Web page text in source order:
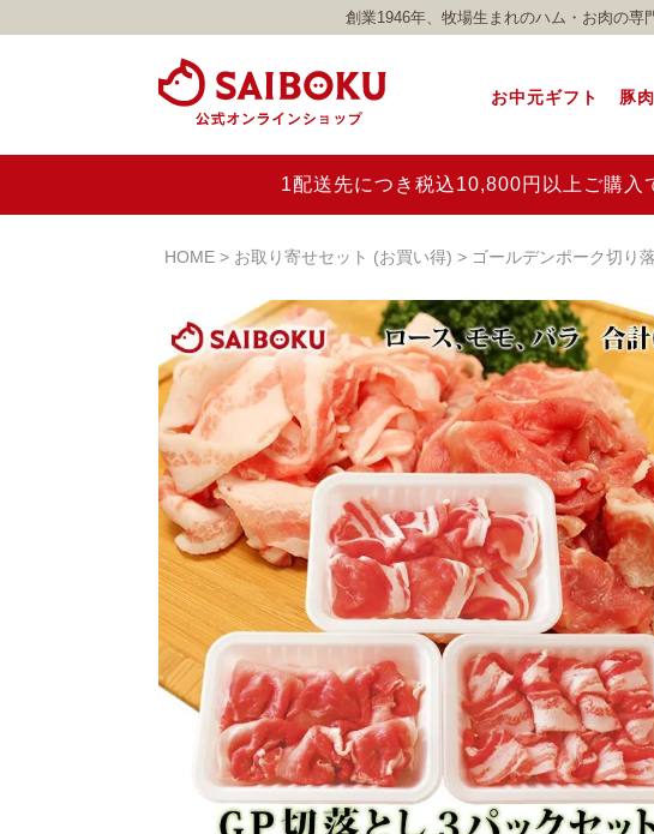
創業1946年、牧場生まれのハム・お肉の専
お中元ギフト 豚肉
1配送先につき税込10,800円以上ご購入
HOME お取り寄せセット (お買い得) ゴールデンポーク切り